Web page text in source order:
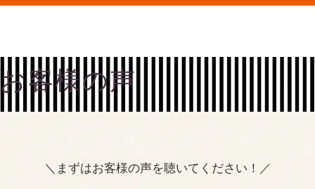
お客様の声
＼まずはお客様の声を聴いてください！／